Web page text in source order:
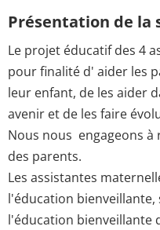
Présentation de la
Le projet éducatif des 4
pour finalité d' aider les
leur enfant, de les aider
avenir et de les faire
Nous nous engageons à
des parents.
Les assistantes
l'éducation bienveillante,
l'éducation bienveillante